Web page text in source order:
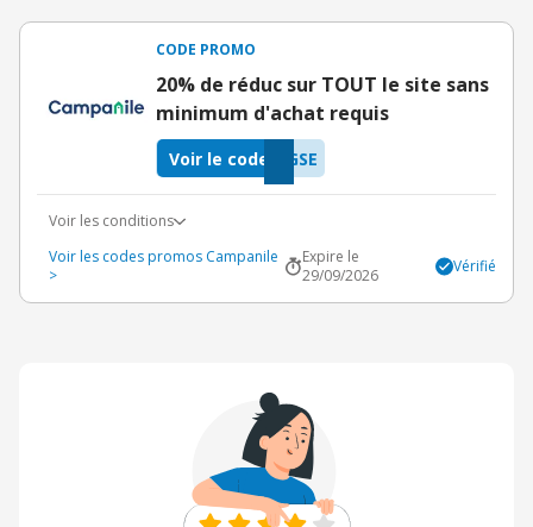
CODE PROMO
20% de réduc sur TOUT le site sans
minimum d'achat requis
GSE
Voir le code
Voir les conditions
Voir les codes promos Campanile
>
Expire le
29/09/2026
Vérifié